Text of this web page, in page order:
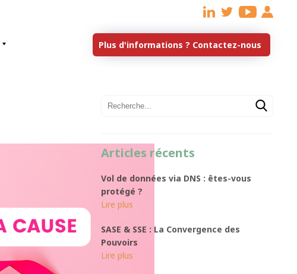
Articles récents
Vol de données via DNS : êtes-vous
protégé ?
SASE & SSE : La Convergence des
Pouvoirs